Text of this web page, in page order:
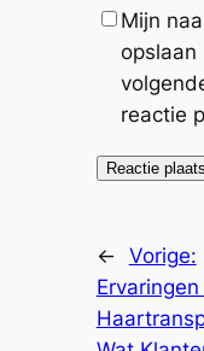
Mijn
opslaan
reactie
← Vorige: